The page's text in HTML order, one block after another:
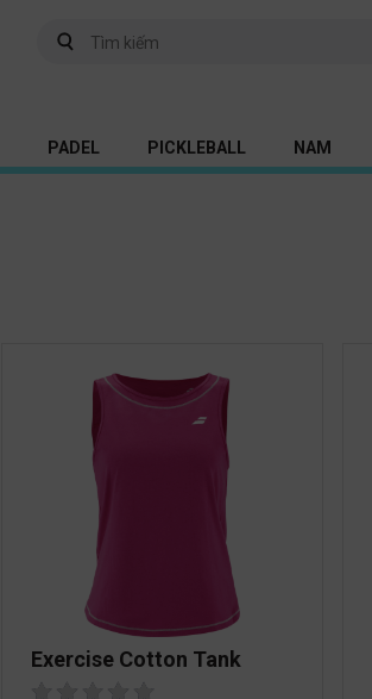
PADEL PICKLEBALL NAM
Exercise Cotton Tank